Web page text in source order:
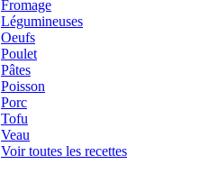
Fromage
Légumineuses
Oeufs
Poulet
Pâtes
Poisson
Porc
Tofu
Veau
Voir toutes les recettes